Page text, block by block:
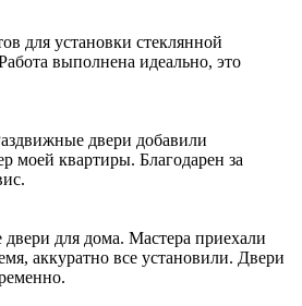
для установки стеклянной
выполнена идеально, это
двери добавили
моей квартиры. Благодарен за
для дома. Мастера приехали
аккуратно все установили. Двери